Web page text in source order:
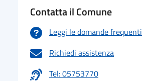
Contatta il Comune
Leggi le domande frequenti
Richiedi assistenza
Tel: 05753770